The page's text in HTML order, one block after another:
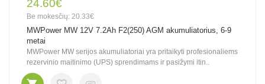
24.60€
Be mokesčių: 20.33€
MWPower MW 12V 7.2Ah F2(250) AGM akumuliatorius, 6-9
metai
MWPower MW serijos akumuliatoriai yra pritaikyti profesionaliems
rezervinio maitinimo (UPS) sprendimams ir pasižymi itin..